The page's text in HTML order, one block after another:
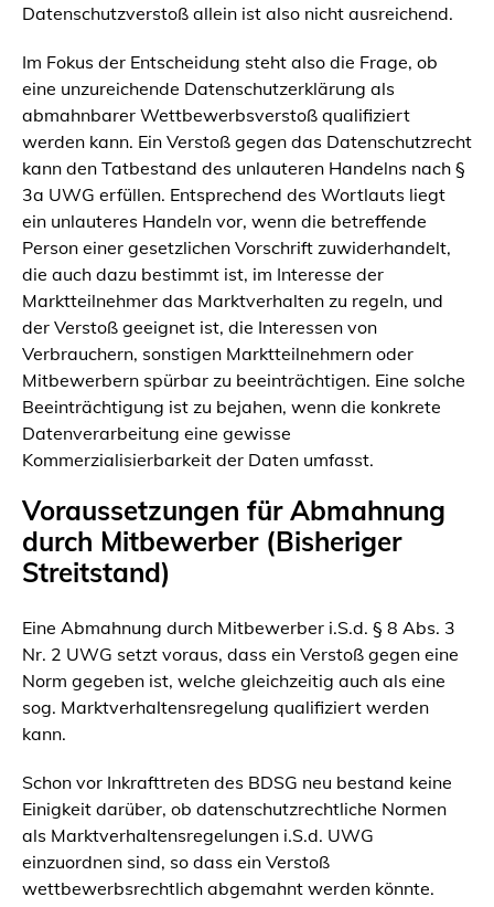
Datenschutzverstoß allein ist also nicht ausreichend.
Im Fokus der Entscheidung steht also die Frage, ob
eine unzureichende Datenschutzerklärung als
abmahnbarer Wettbewerbsverstoß qualifiziert
werden kann. Ein Verstoß gegen das Datenschutzrecht
kann den Tatbestand des unlauteren Handelns nach §
3a UWG erfüllen. Entsprechend des Wortlauts liegt
ein unlauteres Handeln vor, wenn die betreffende
Person einer gesetzlichen Vorschrift zuwiderhandelt,
die auch dazu bestimmt ist, im Interesse der
Marktteilnehmer das Marktverhalten zu regeln, und
der Verstoß geeignet ist, die Interessen von
Verbrauchern, sonstigen Marktteilnehmern oder
Mitbewerbern spürbar zu beeinträchtigen. Eine solche
Beeinträchtigung ist zu bejahen, wenn die konkrete
Datenverarbeitung eine gewisse
Kommerzialisierbarkeit der Daten umfasst.
Voraussetzungen für Abmahnung
durch Mitbewerber (Bisheriger
Streitstand)
Eine Abmahnung durch Mitbewerber i.S.d. § 8 Abs. 3
Nr. 2 UWG setzt voraus, dass ein Verstoß gegen eine
Norm gegeben ist, welche gleichzeitig auch als eine
sog. Marktverhaltensregelung qualifiziert werden
kann.
Schon vor Inkrafttreten des BDSG neu bestand keine
Einigkeit darüber, ob datenschutzrechtliche Normen
als Marktverhaltensregelungen i.S.d. UWG
einzuordnen sind, so dass ein Verstoß
wettbewerbsrechtlich abgemahnt werden könnte.